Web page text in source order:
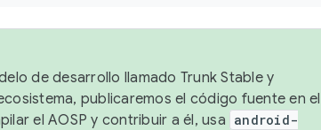
de desarrollo llamado Trunk Stable y
publicaremos el código fuente en el
el AOSP y contribuir a él, usa android-